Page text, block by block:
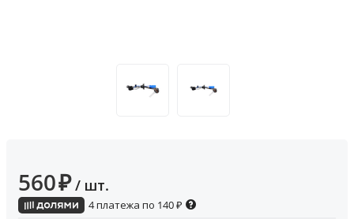
560₽ / шт.
4 платежа по 140₽